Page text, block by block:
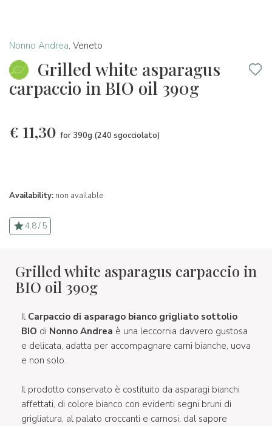
Nonno Andrea, Veneto
Grilled white asparagus
carpaccio in BIO oil 390g
€ 11,30 for 390g (240 sgocciolato)
Availability: non available
4.8 / 5
Grilled white asparagus carpaccio in
BIO oil 390g
Il Carpaccio di asparago bianco grigliato sottolio
BIO di Nonno Andrea è una leccornia davvero gustosa
e delicata, adatta per accompagnare carni bianche, uova
e non solo.
Il prodotto conservato è costituito da asparagi bianchi
affettati, di colore bianco con evidenti segni bruni di
grigliatura, al palato croccanti e carnosi, dal sapore